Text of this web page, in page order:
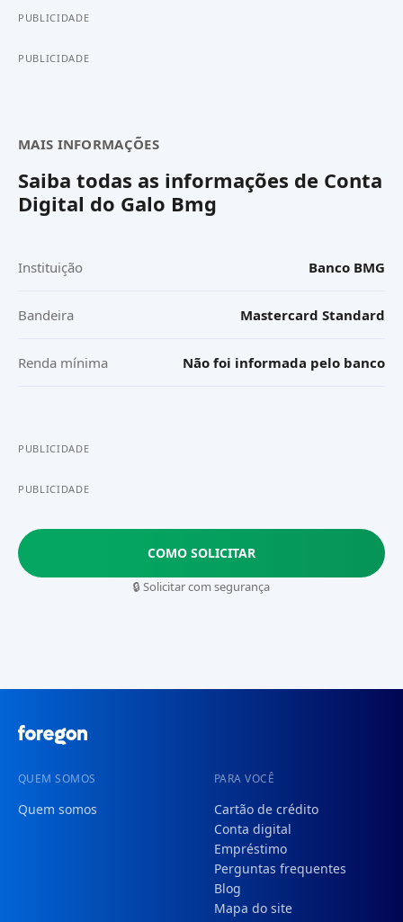
PUBLICIDADE
PUBLICIDADE
MAIS INFORMAÇÕES
Saiba todas as informações de Conta
Digital do Galo Bmg
Instituição Banco BMG
Bandeira Mastercard Standard
Renda mínima Não foi informada pelo banco
PUBLICIDADE
PUBLICIDADE
COMO SOLICITAR
🔒 Solicitar com segurança
QUEM SOMOS
Quem somos
PARA VOCÊ
Cartão de crédito
Conta digital
Empréstimo
Perguntas frequentes
Blog
Mapa do site